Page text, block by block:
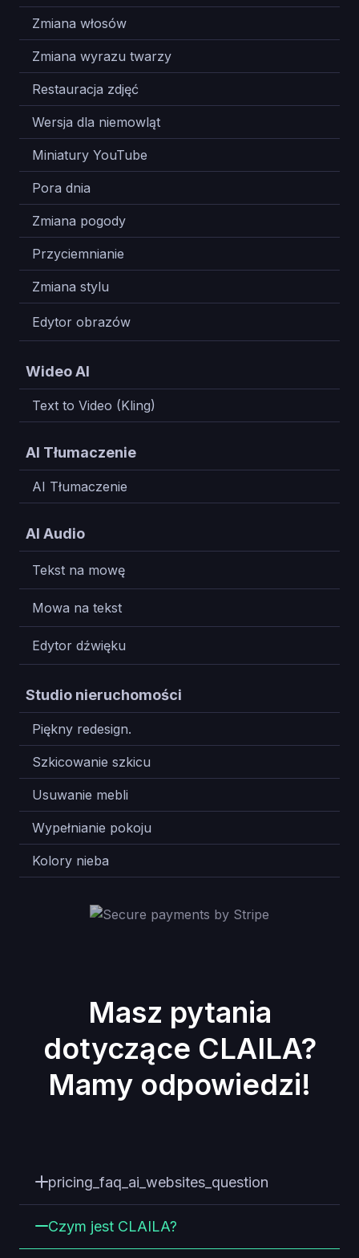
Zmiana włosów
Zmiana wyrazu twarzy
Restauracja zdjęć
Wersja dla niemowląt
Miniatury YouTube
Pora dnia
Zmiana pogody
Przyciemnianie
Zmiana stylu
Edytor obrazów
Wideo AI
Text to Video (Kling)
AI Tłumaczenie
AI Tłumaczenie
AI Audio
Tekst na mowę
Mowa na tekst
Edytor dźwięku
Studio nieruchomości
Piękny redesign.
Szkicowanie szkicu
Usuwanie mebli
Wypełnianie pokoju
Kolory nieba
Masz pytania
dotyczące CLAILA?
Mamy odpowiedzi!
pricing_faq_ai_websites_question
Czym jest CLAILA?